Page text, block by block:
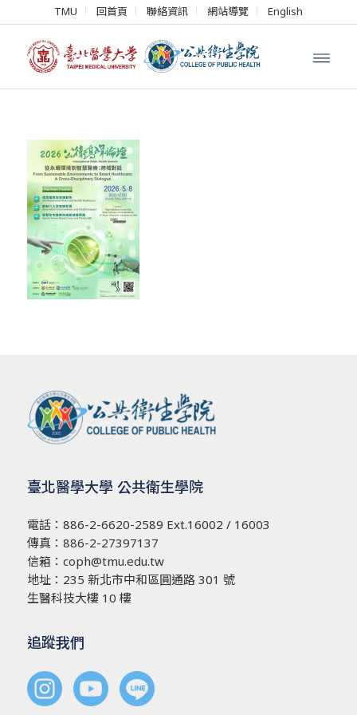
TMU 回首頁 聯絡資訊 網站導覽 English
臺北醫學大學 公共衛生學院
電話： 886-2-6620-2589 Ext.16002 / 16003
傳真：886-2-27397137
信箱： coph@tmu.edu.tw
地址： 235 新北市中和區圓通路 301 號
生醫科技大樓 10 樓
追蹤我們